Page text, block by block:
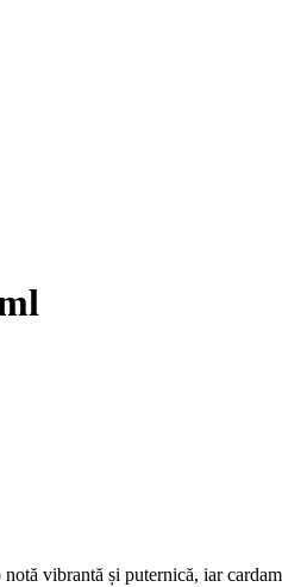
vibrantă și puternică, iar